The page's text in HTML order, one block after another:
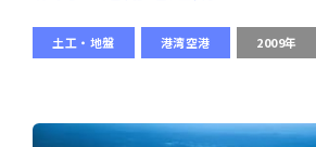
土工・地盤 港湾空港 2009年